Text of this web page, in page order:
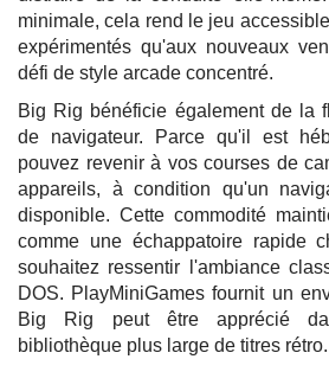
minimale, cela rend le jeu
expérimentés qu'aux nouveaux
défi de style arcade concentré.
Big Rig bénéficie également de la
de navigateur. Parce qu'il est
pouvez revenir à vos courses de
appareils, à condition qu'un
disponible. Cette commodité
comme une échappatoire rapide
souhaitez ressentir l'ambiance
DOS. PlayMiniGames fournit un
Big Rig peut être apprécié
bibliothèque plus large de titres rétro.